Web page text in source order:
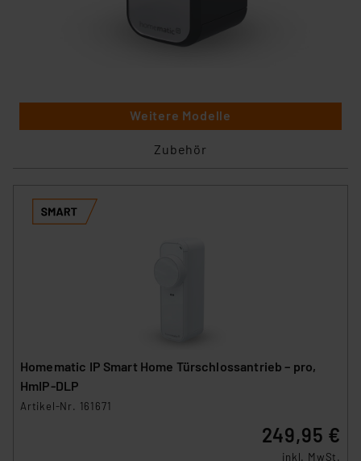
Weitere Modelle
Zubehör
Homematic IP Smart Home Türschlossantrieb – pro,
HmIP‑DLP
Artikel-Nr. 161671
249,95 €
inkl. MwSt.